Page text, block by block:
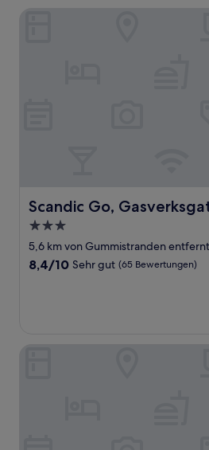
Scandic Go,
Scandic Go, Gasverksgatan 11
3.0-
Sterne-
Unterkunft
5,6 km von Gummistranden entfernt
8.4
Bewertungen)
8,4/10 Sehr gut (65 Bewertungen)